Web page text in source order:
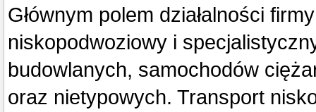
Głównym polem działalności
niskopodwoziowy i
budowlanych, samochodów
oraz nietypowych. Transport